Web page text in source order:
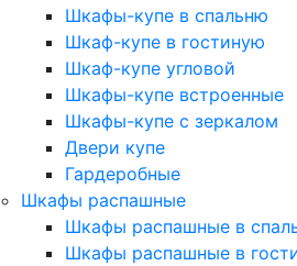
Шкафы-купе в спальню
Шкаф-купе в гостиную
Шкаф-купе угловой
Шкафы-купе встроенные
Шкафы-купе с зеркалом
Двери купе
Гардеробные
Шкафы распашные
Шкафы распашные в
Шкафы распашные в